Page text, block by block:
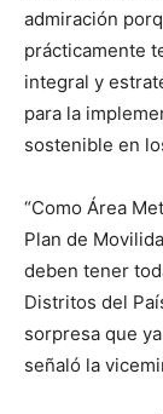
admiración
prácticamente
integral y
para la
sostenible en
“Como Área
Plan de
deben tener
Distritos del
sorpresa que
señaló la